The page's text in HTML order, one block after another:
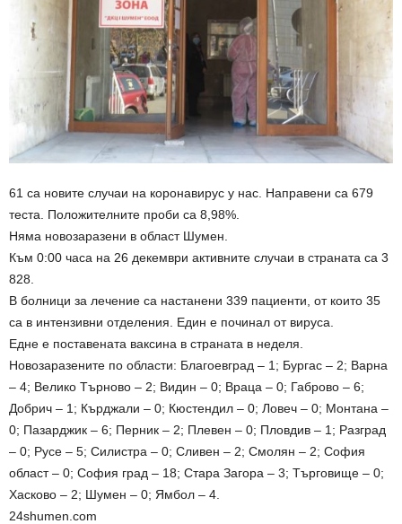
61 са новите случаи на коронавирус у нас. Направени са 679
теста. Положителните проби са 8,98%.
Няма новозаразени в област Шумен.
Към 0:00 часа на 26 декември активните случаи в страната са 3
828.
В болници за лечение са настанени 339 пациенти, от които 35
са в интензивни отделения. Един е починал от вируса.
Едне е поставената ваксина в страната в неделя.
Новозаразените по области: Благоевград – 1; Бургас – 2; Варна
– 4; Велико Търново – 2; Видин – 0; Враца – 0; Габрово – 6;
Добрич – 1; Кърджали – 0; Кюстендил – 0; Ловеч – 0; Монтана –
0; Пазарджик – 6; Перник – 2; Плевен – 0; Пловдив – 1; Разград
– 0; Русе – 5; Силистра – 0; Сливен – 2; Смолян – 2; София
област – 0; София град – 18; Стара Загора – 3; Търговище – 0;
Хасково – 2; Шумен – 0; Ямбол – 4.
24shumen.com